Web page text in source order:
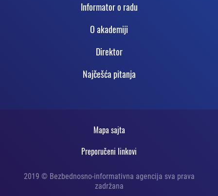
Informator o radu
O akadеmiji
Direktor
Najčešća pitanja
Mapa sajta
Preporučeni linkovi
2019 © Bezbednosno-informativna agencija sva prava
zadržana